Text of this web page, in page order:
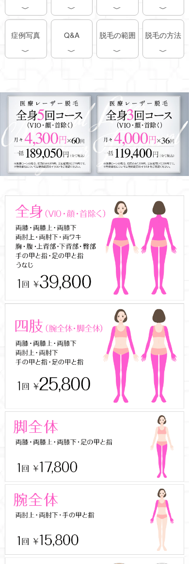
症例写真 Q&A 脱毛の範囲 脱毛の方法